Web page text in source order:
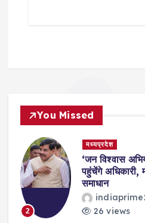
You Missed
2
मध्यप्रदेश
‘जन विश्वास
पहुंचेंगे अधिकारी,
समाधान
26 views